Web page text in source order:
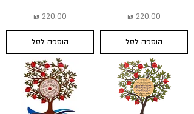
מחיר
הוספה לסל
מחיר
הוספה לסל